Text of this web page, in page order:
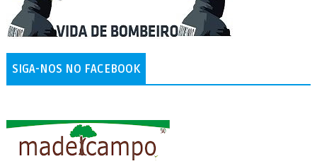
SIGA-NOS NO FACEBOOK